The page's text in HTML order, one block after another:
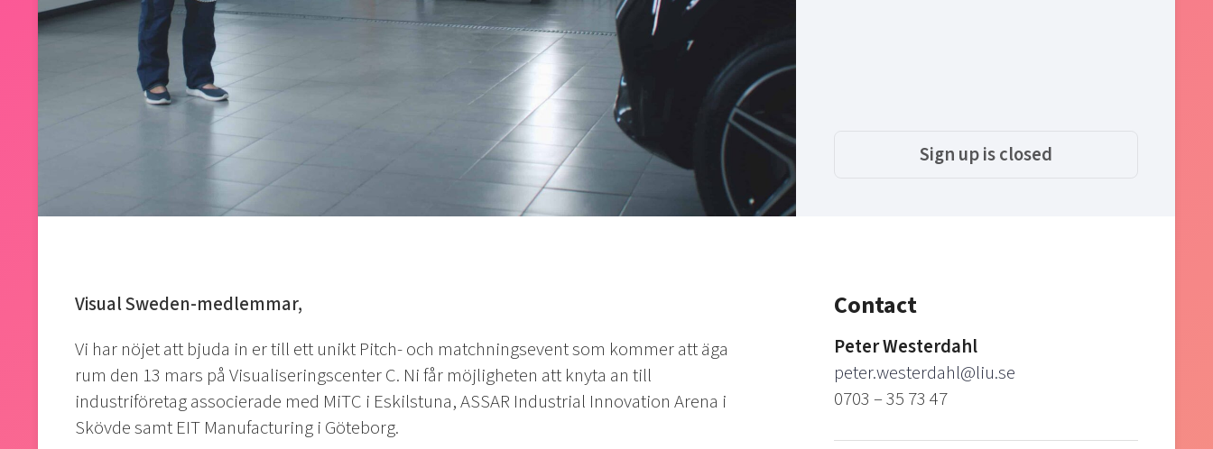
Sign up is closed
Visual Sweden-medlemmar,
Vi har nöjet att bjuda in er till ett unikt Pitch- och matchningsevent som kommer att äga
rum den 13 mars på Visualiseringscenter C. Ni får möjligheten att knyta an till
industriföretag associerade med MiTC i Eskilstuna, ASSAR Industrial Innovation Arena i
Skövde samt EIT Manufacturing i Göteborg.
Contact
Peter Westerdahl
peter.westerdahl@liu.se
0703 – 35 73 47